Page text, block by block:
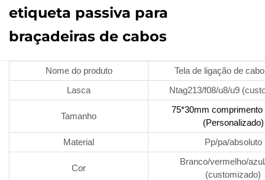
etiqueta passiva para
braçadeiras de cabos
Nome do produto
Tela de ligação de
Lasca
Ntag213/f08/u8/u9
Tamanho
75*30mm comprimento
(Personalizado)
Material
Pp/pa/absoluto
Cor
Branco/vermelho/
(customizado)